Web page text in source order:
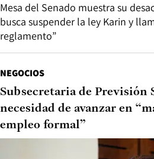
Mesa del Senado muestra su
busca suspender la ley Karin y
reglamento”
NEGOCIOS
Subsecretaria de Previsión
necesidad de avanzar en
empleo formal”